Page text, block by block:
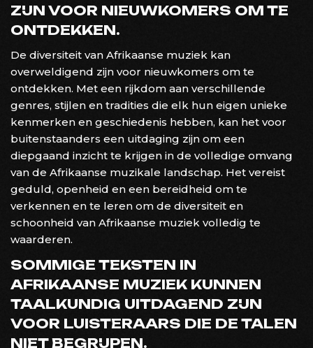
ZIJN VOOR NIEUWKOMERS OM TE
ONTDEKKEN.
De diversiteit van Afrikaanse muziek kan
overweldigend zijn voor nieuwkomers om te
ontdekken. Met een rijkdom aan verschillende
genres, stijlen en tradities die elk hun eigen unieke
kenmerken en geschiedenis hebben, kan het voor
buitenstaanders een uitdaging zijn om een
diepgaand inzicht te krijgen in de volledige omvang
van de Afrikaanse muzikale landschap. Het vereist
geduld, openheid en een bereidheid om te
verkennen en te leren om de diversiteit en
schoonheid van Afrikaanse muziek volledig te
waarderen.
SOMMIGE TEKSTEN IN
AFRIKAANSE MUZIEK KUNNEN
TAALKUNDIG UITDAGEND ZIJN
VOOR LUISTERAARS DIE DE TALEN
NIET BEGRIJPEN.